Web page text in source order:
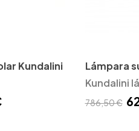
Kundalini
Lámpara
Kundalini
Kundalini
786,50 €